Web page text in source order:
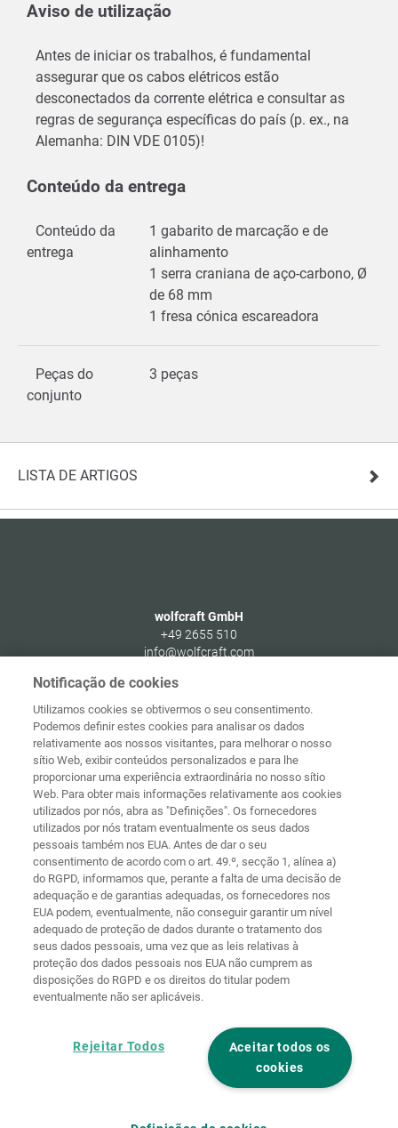
Aviso de utilização
Antes de iniciar os trabalhos, é fundamental
assegurar que os cabos elétricos estão
desconectados da corrente elétrica e consultar as
regras de segurança específicas do país (p. ex., na
Alemanha: DIN VDE 0105)!
Conteúdo da entrega
Conteúdo da
entrega
1 gabarito de marcação e de
alinhamento
1 serra craniana de aço-carbono, Ø
de 68 mm
1 fresa cónica escareadora
Peças do
conjunto
3 peças
LISTA DE ARTIGOS
wolfcraft GmbH
+49 2655 510
info@wolfcraft.com
Wolffstraße 1
Germany
Página
principal Contacto Aviso legal
Proteção de
Termos e
condições
Diretivas de
cookies Iniciar sessão
Declaração de
Acessibilidade
Definições de cookies
Notificação de cookies
Utilizamos cookies se obtivermos o seu consentimento.
Podemos definir estes cookies para analisar os dados
relativamente aos nossos visitantes, para melhorar o nosso
sítio Web, exibir conteúdos personalizados e para lhe
proporcionar uma experiência extraordinária no nosso sítio
Web. Para obter mais informações relativamente aos cookies
utilizados por nós, abra as "Definições". Os fornecedores
utilizados por nós tratam eventualmente os seus dados
pessoais também nos EUA. Antes de dar o seu
consentimento de acordo com o art. 49.º, secção 1, alínea a)
do RGPD, informamos que, perante a falta de uma decisão de
adequação e de garantias adequadas, os fornecedores nos
EUA podem, eventualmente, não conseguir garantir um nível
adequado de proteção de dados durante o tratamento dos
seus dados pessoais, uma vez que as leis relativas à
proteção dos dados pessoais nos EUA não cumprem as
disposições do RGPD e os direitos do titular podem
eventualmente não ser aplicáveis.
Aceitar todos os
cookies
Rejeitar Todos